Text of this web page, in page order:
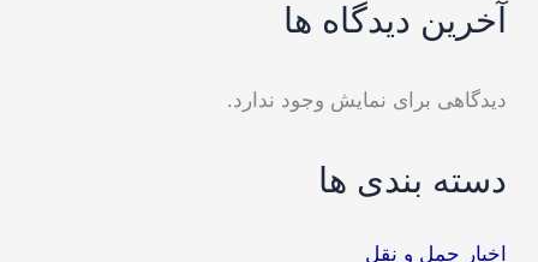
آخرین دیدگاه ها
دیدگاهی برای نمایش وجود ندارد.
دسته بندی ها
اخبار حمل و نقل